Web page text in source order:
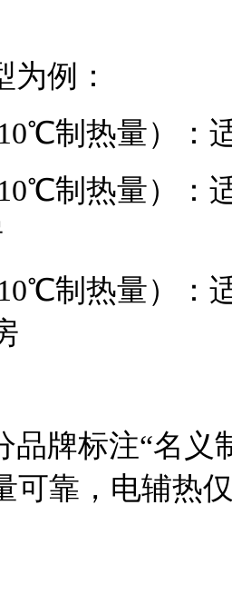
为例：
制热量）：
制热量）：
制热量）：
品牌标注“名义
可靠，电辅热